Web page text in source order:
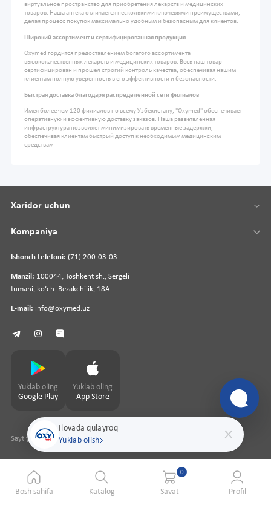
виртуальное пространство для приобретения лекарств и медицинских
товаров. Наша аптека отличается несколькими ключевыми преимуществами,
делая процесс покупок максимально удобным и безопасным для клиентов.
Широкий ассортимент и сертифицированная продукция
Oxymed гордится предоставлением богатого ассортимента
высококачественных лекарств и медицинских товаров. Весь наш товар
сертифицирован и прошел строгий контроль качества, обеспечивая нашим
клиентам полную уверенность в его эффективности и безопасности.
Быстрая доставка благодаря распределенной сети филиалов
Имея более чем 120 филиалов по всему Узбекистану, "Oxymed" обеспечивает
оперативную и эффективную доставку заказов. Наша разветвленная
инфраструктура позволяет минимизировать временные задержки,
обеспечивая клиентам быстрый доступ к необходимым медицинским
средствам
Ilovada qulayroq
Yuklab olish
Ishonch telefoni: (71) 200-03-03
Manzil: 100044, Toshkent sh., Sergeli
tumani, koʻch. Bezakchilik, 18A
E-mail: info@oxymed.uz
Xaridor uchun
Kompaniya
Yuklab oling
Google Play
Yuklab oling
App Store
Sayt yaratuvchipharmit.uz
Bosh sahifa Katalog
0
Savat Profil